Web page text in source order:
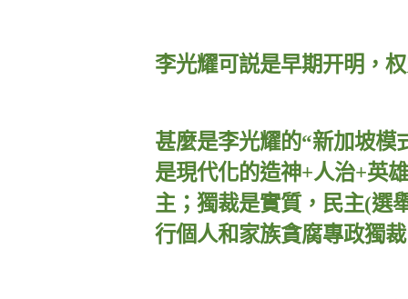
李光耀可説是早期开明，
甚麼是李光耀的“新加坡模
是現代化的造神+人治+英
主；獨裁是實質，民主(選
行個人和家族貪腐專政獨